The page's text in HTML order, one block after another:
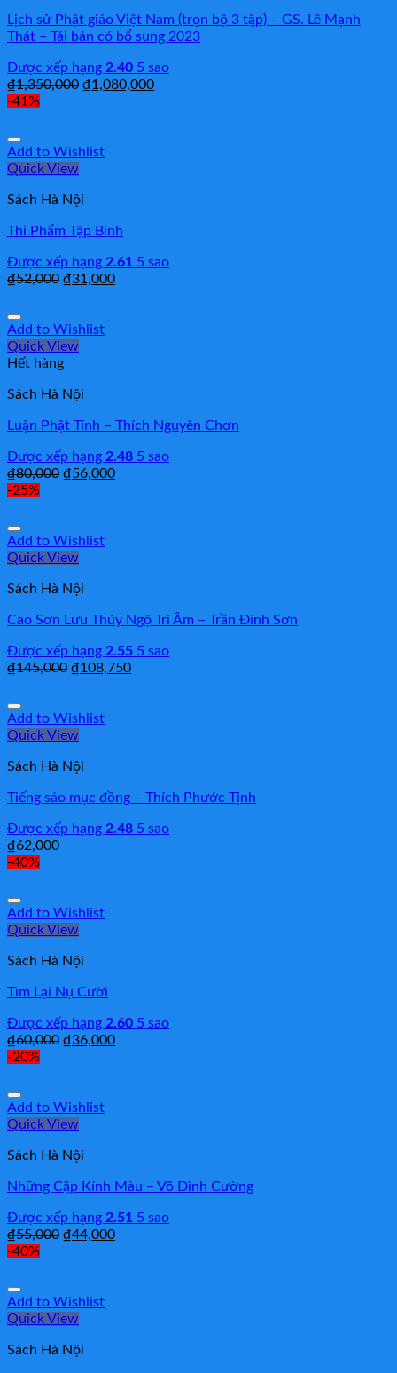
Lịch sử Phật giáo Việt Nam (trọn bộ 3 tập) – GS. Lê Mạnh
Thát – Tái bản có bổ sung 2023
Được xếp hạng 2.40 5 sao
₫1,350,000 ₫1,080,000
-41%
Add to Wishlist
Quick View
Sách Hà Nội
Thi Phẩm Tập Bình
Được xếp hạng 2.61 5 sao
₫52,000 ₫31,000
Add to Wishlist
Quick View
Hết hàng
Sách Hà Nội
Luận Phật Tính – Thích Nguyên Chơn
Được xếp hạng 2.48 5 sao
₫80,000 ₫56,000
-25%
Add to Wishlist
Quick View
Sách Hà Nội
Cao Sơn Lưu Thủy Ngộ Tri Âm – Trần Đình Sơn
Được xếp hạng 2.55 5 sao
₫145,000 ₫108,750
Add to Wishlist
Quick View
Sách Hà Nội
Tiếng sáo mục đồng – Thích Phước Tịnh
Được xếp hạng 2.48 5 sao
₫62,000
-40%
Add to Wishlist
Quick View
Sách Hà Nội
Tìm Lại Nụ Cười
Được xếp hạng 2.60 5 sao
₫60,000 ₫36,000
-20%
Add to Wishlist
Quick View
Sách Hà Nội
Những Cặp Kính Màu – Võ Đình Cường
Được xếp hạng 2.51 5 sao
₫55,000 ₫44,000
-40%
Add to Wishlist
Quick View
Sách Hà Nội